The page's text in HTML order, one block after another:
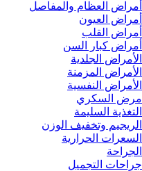
أمراض العظام والمفاصل
أمراض العيون
أمراض القلب
أمراض كبار السن
الأمراض الجلدية
الأمراض المزمنة
الأمراض النفسية
مرض السكري
التغذية السليمة
الريجيم وتخفيف الوزن
السعرات الحرارية
الجراحة
جراحات التجميل